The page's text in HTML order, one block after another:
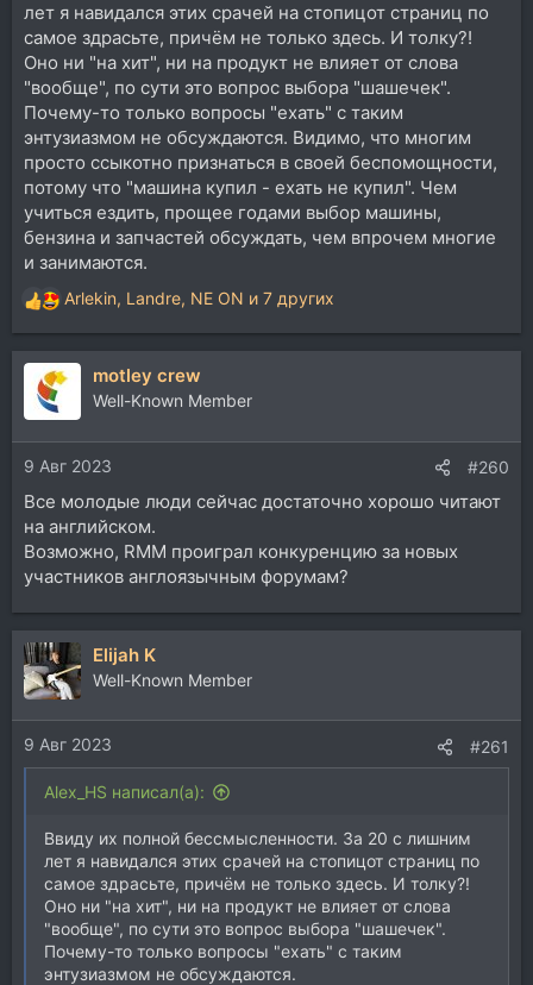
лет я навидался этих срачей на стопицот страниц по
самое здрасьте, причём не только здесь. И толку?!
Оно ни "на хит", ни на продукт не влияет от слова
"вообще", по сути это вопрос выбора "шашечек".
Почему-то только вопросы "ехать" с таким
энтузиазмом не обсуждаются. Видимо, что многим
просто ссыкотно признаться в своей беспомощности,
потому что "машина купил - ехать не купил". Чем
учиться ездить, прощее годами выбор машины,
бензина и запчастей обсуждать, чем впрочем многие
и занимаются.
Р
е
а
и
и
:
Arlekin, Landre, NE ON и 7 других
motley crew
Well-Known Member
9 Авг 2023 #260
Все молодые люди сейчас достаточно хорошо читают
на английском.
Возможно, RMM проиграл конкуренцию за новых
участников англоязычным форумам?
Elijah K
Well-Known Member
9 Авг 2023 #261
Alex_HS написал(а):
Ввиду их полной бессмысленности. За 20 с лишним
лет я навидался этих срачей на стопицот страниц по
самое здрасьте, причём не только здесь. И толку?!
Оно ни "на хит", ни на продукт не влияет от слова
"вообще", по сути это вопрос выбора "шашечек".
Почему-то только вопросы "ехать" с таким
энтузиазмом не обсуждаются.